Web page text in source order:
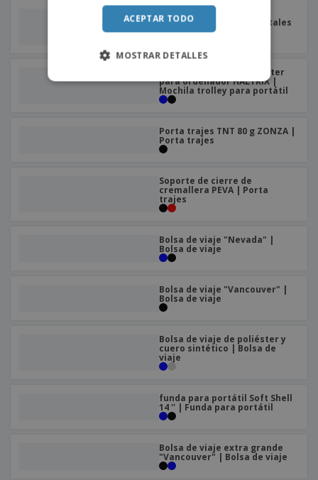
Mochila deportiva en
poliéster Cordones frontales
| Mochila
Mochila trolley de poliéster
para ordenador HALTRIX |
Mochila trolley para portátil
Porta trajes TNT 80 g ZONZA |
Porta trajes
Soporte de cierre de
cremallera PEVA | Porta
trajes
Bolsa de viaje "Nevada" |
Bolsa de viaje
Bolsa de viaje "Vancouver" |
Bolsa de viaje
Bolsa de viaje de poliéster y
cuero sintético | Bolsa de
viaje
funda para portátil Soft Shell
14 '' | Funda para portátil
Bolsa de viaje extra grande
"Vancouver" | Bolsa de viaje
ACEPTAR TODO
MOSTRAR DETALLES